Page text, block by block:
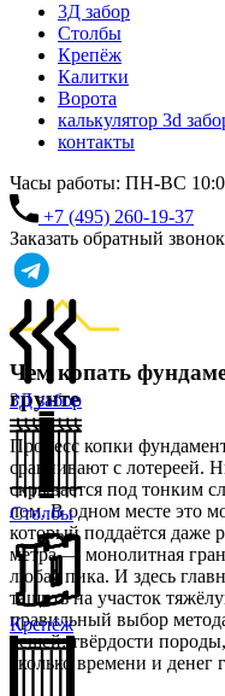
3Д забор
Столбы
Крепёж
Калитки
Ворота
калькулятор 3d
контакты
Часы работы: ПН-ВС
+7 (495) 260-19-37
Заказать обратный звонок
3Д забор
Столбы
Крепёж
Чем копать
грунте
Процесс копки
сравнивают с лотереей.
скрывается под тонким
лом. В одном месте это
который поддаётся даже
метра — монолитная
любая пика. И здесь
тащить на участок
правильный выбор
вещей: твёрдости
сколько времени и денег